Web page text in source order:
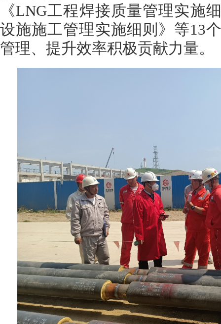
《LNG工程焊接质量管理实施
设施施工管理实施细则》等13
管理、提升效率积极贡献力量。